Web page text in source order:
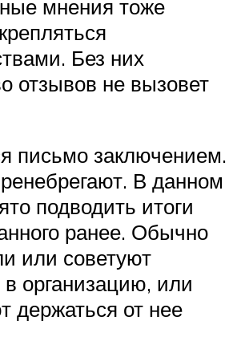
мнения тоже
Без них
отзывов не вызовет
письмо заключением.
В данном
подводить итоги
ранее. Обычно
или советуют
организацию, или
держаться от нее